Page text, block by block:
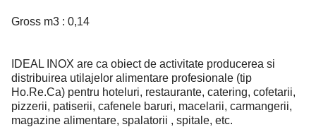
Gross m3 : 0,14
IDEAL INOX are ca obiect de activitate producerea si
distribuirea utilajelor alimentare profesionale (tip
Ho.Re.Ca) pentru hoteluri, restaurante, catering, cofetarii,
pizzerii, patiserii, cafenele baruri, macelarii, carmangerii,
magazine alimentare, spalatorii , spitale, etc.